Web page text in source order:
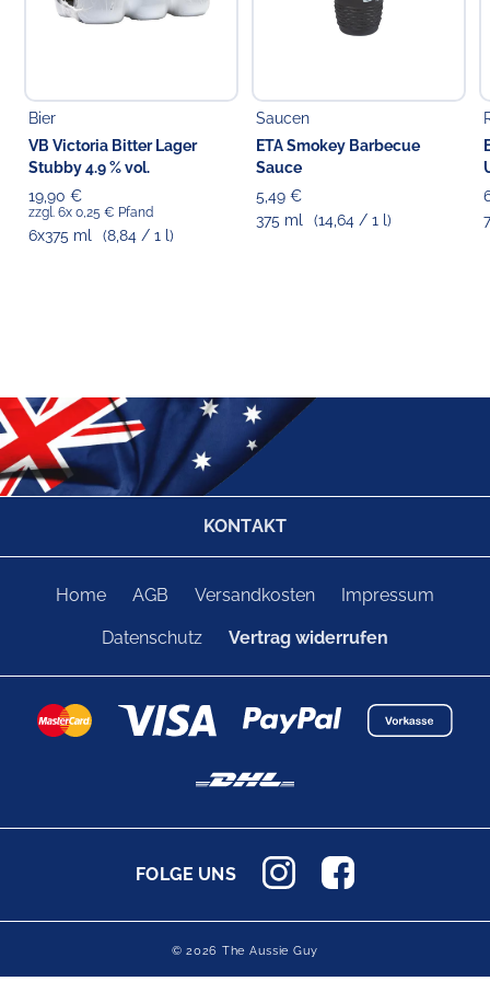
Bier
VB Victoria Bitter Lager
Stubby 4.9 % vol.
19,90 €
zzgl. 6x 0,25 € Pfand
6x375 ml (8,84 / 1 l)
Saucen
ETA Smokey Barbecue
Sauce
5,49 €
375 ml
(14,64 / 1 l)
KONTAKT
Home AGB Versandkosten Impressum
Datenschutz Vertrag widerrufen
FOLGE UNS
© 2026 The Aussie Guy